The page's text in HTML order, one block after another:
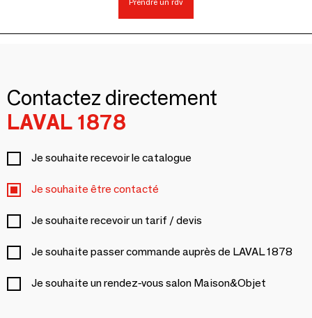
Contactez directement
LAVAL 1878
Je souhaite recevoir le catalogue
Je souhaite être contacté
Je souhaite recevoir un tarif / devis
Je souhaite passer commande auprès de LAVAL 1878
Je souhaite un rendez-vous salon Maison&Objet